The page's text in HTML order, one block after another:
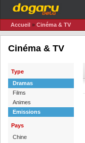
Accueil » Cinéma & TV
Cinéma & TV
Type
Dramas
Films
Animes
Emissions
Pays
Chine